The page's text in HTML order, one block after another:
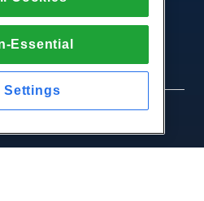
Essential
Settings